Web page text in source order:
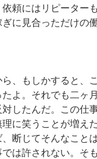
頼にはリピーター
に見合っただけの
、もしかすると、
よ。それでも二ヶ
したんだ。この仕
に笑うことが増え
断じてそんなこと
は許されない。そ